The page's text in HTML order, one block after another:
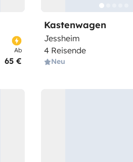
Ab
65 €
Kastenwagen
Jessheim
4 Reisende
Neu